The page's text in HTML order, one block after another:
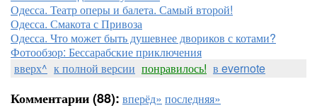
Одесса. Театр оперы и балета. Самый второй!
Одесса. Смакота с Привоза
Одесса. Что может быть душевнее двориков с котами?
Фотообзор: Бессарабские приключения
вверх^ к полной версии понравилось! в evernote
Комментарии (88): вперёд» последняя»